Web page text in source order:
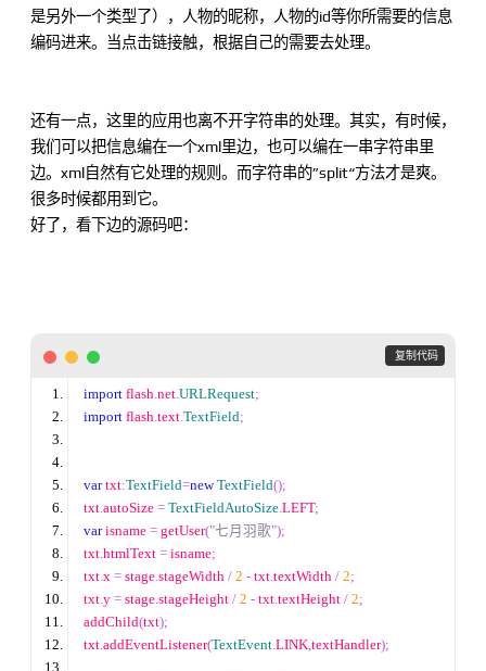
是另外一个类型了），人物的昵称，人物的id等你所需要的信息
编码进来。当点击链接触，根据自己的需要去处理。
还有一点，这里的应用也离不开字符串的处理。其实，有时候，
我们可以把信息编在一个xml里边，也可以编在一串字符串里
边。xml自然有它处理的规则。而字符串的”split“方法才是爽。
很多时候都用到它。
好了，看下边的源码吧：
复制代码
import flash.net.URLRequest;
import flash.text.TextField;
var txt:TextField=new TextField();
txt.autoSize = TextFieldAutoSize.LEFT;
var isname = getUser("七月羽歌");
txt.htmlText = isname;
txt.x = stage.stageWidth / 2 - txt.textWidth / 2;
txt.y = stage.stageHeight / 2 - txt.textHeight / 2;
addChild(txt);
txt.addEventListener(TextEvent.LINK,textHandler);